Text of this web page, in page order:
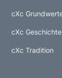
cXc
cXc Geschichte
cXc Tradition